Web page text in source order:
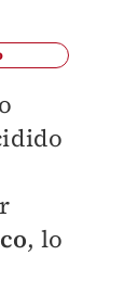
, lo